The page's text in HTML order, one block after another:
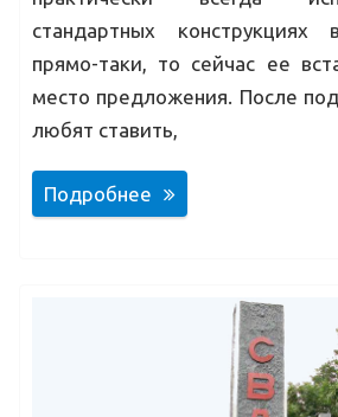
стандартных конструкциях
прямо-таки, то сейчас ее
место предложения. После
любят ставить,
Подробнее